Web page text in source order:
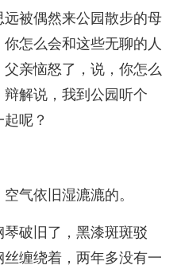
被偶然来公园散步的母
怎么会和这些无聊的人
亲恼怒了，说，你怎么
解说，我到公园听个
呢？
气依旧湿漉漉的。
破旧了，黑漆斑斑驳
缠绕着，两年多没有一